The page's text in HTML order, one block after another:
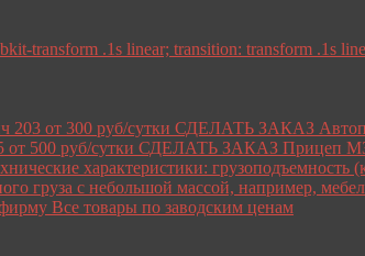
transform .1s linear; transition: transform .1s
от 300 руб/сутки СДЕЛАТЬ ЗАКАЗ
500 руб/сутки СДЕЛАТЬ ЗАКАЗ Прицеп
характеристики: грузоподъемность
груза с небольшой массой, например,
Все товары по заводским ценам